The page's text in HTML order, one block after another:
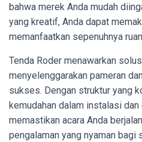
bahwa merek Anda mudah
yang kreatif, Anda dapat
memanfaatkan sepenuhnya
Tenda Roder menawarkan
menyelenggarakan pameran
sukses. Dengan struktur yang
kemudahan dalam instalasi
memastikan acara Anda
pengalaman yang nyaman bagi